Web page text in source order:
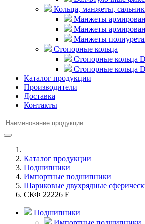
Кольца, манжеты,
Манжеты
Манжеты
Манжеты
Стопорные кольца
Стопорные кольца
Стопорные кольца
Каталог продукции
Производители
Доставка
Контакты
Каталог продукции
Подшипники
Импортные подшипники
Шариковые двухрядные
СКФ 22226 E
Подшипники